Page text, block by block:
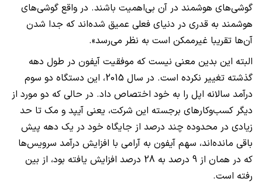
گوشی‌های هوشمند در آن بی‌اهمیت باشند. در واقع گوشی‌های
هوشمند به قدری در دنیای فعلی عمیق شده‌اند که جدا شدن
آن‌ها تقریبا غیرممکن است به نظر می‌رسد».
البته این بدین معنی نیست که موفقیت آیفون در طول دهه
گذشته تغییر نکرده است. در سال 2015، این دستگاه دو سوم
درآمد سالانه اپل را به خود اختصاص داد. در حالی که دو مورد از
دیگر کسب‌وکارهای برجسته این شرکت، یعنی آیپد و مک تا حد
زیادی در محدوده چند درصد از جایگاه خود در یک دهه پیش
باقی مانده‌اند، سهم آیفون به آرامی با افزایش درآمد سرویس‌ها
که در همان از 9 درصد به 28 درصد افزایش یافته بود، از بین
رفته است.